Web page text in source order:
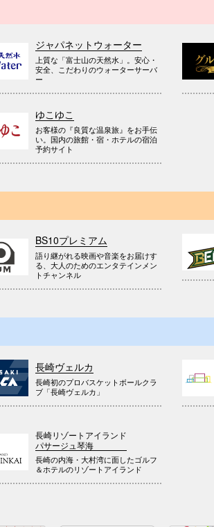
ジャパネットウォーター
上質な「富士山の天然水」。安心・
安全、こだわりのウォーターサーバ
ー
ゆこゆこ
お客様の『良質な温泉旅』をお手伝
い。国内の旅館・宿・ホテルの宿泊
予約サイト
BS10プレミアム
語り継がれる映画や音楽をお届けす
る、大人のためのエンタテインメン
トチャンネル
長崎ヴェルカ
長崎初のプロバスケットボールクラ
ブ「長崎ヴェルカ」
長崎リゾートアイランド
パサージュ琴海
長崎の内海・大村湾に面したゴルフ
＆ホテルのリゾートアイランド